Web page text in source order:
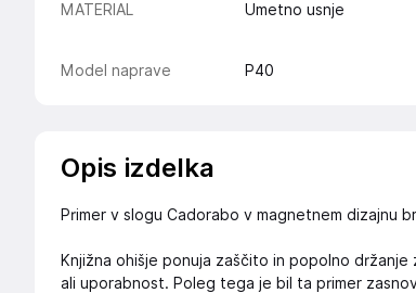
MATERIAL Umetno usnje
Model naprave P40
Opis izdelka
Primer v slogu Cadorabo v magnetnem dizajnu
Knjižna ohišje ponuja zaščito in popolno
ali uporabnost. Poleg tega je bil ta primer